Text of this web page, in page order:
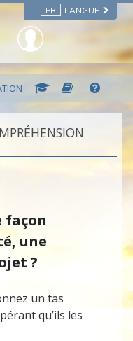
FR LANGUE
façon
une
?
un tas
qu’ils les